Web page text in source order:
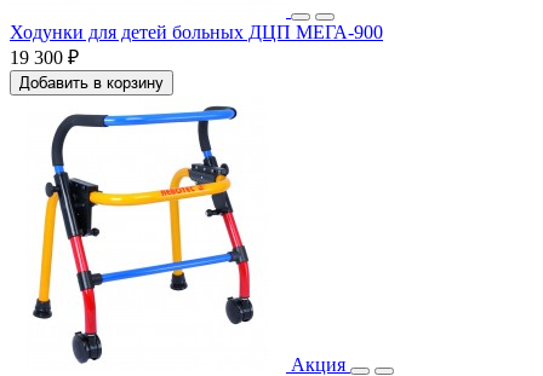
Ходунки для детей больных ДЦП МЕГА-900
19 300 ₽
Добавить в корзину
Акция